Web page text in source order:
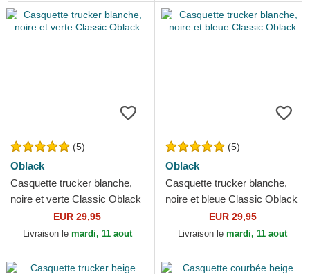
(5)
Oblack
Casquette trucker blanche,
noire et verte Classic Oblack
EUR 29,95
Livraison le mardi, 11 aout
(5)
Oblack
Casquette trucker blanche,
noire et bleue Classic Oblack
EUR 29,95
Livraison le mardi, 11 aout